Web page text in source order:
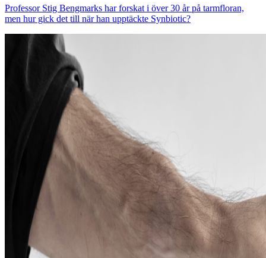
Professor Stig Bengmarks har forskat i över 30 år på tarmfloran,
men hur gick det till när han upptäckte Synbiotic?